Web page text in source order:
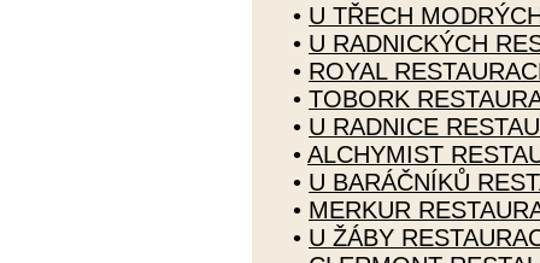
• U TŘECH
• U RADNICKÝCH
• ROYAL
• TOBORK
• U RADNICE
• ALCHYMIST
• U BARÁČNÍKŮ
• MERKUR
• U ŽÁBY